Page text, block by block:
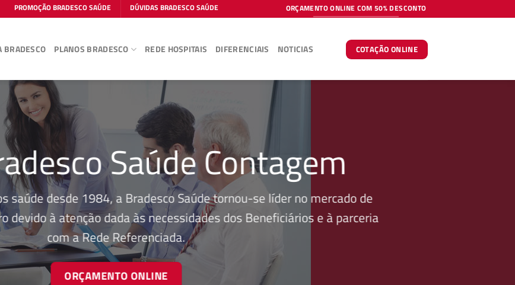
PROMOÇÃO BRADESCO SAÚDE DÚVIDAS BRADESCO SAÚDE ORÇAMENTO ONLINE COM 50% DESCONTO
BRADESCO PLANOS BRADESCO REDE HOSPITAIS DIFERENCIAIS NOTICIAS COTAÇÃO ONLINE
Saúde Contagem
saúde desde 1984, a Bradesco Saúde tornou-se líder no mercado de
devido à atenção dada às necessidades dos Beneficiários e à parceria
com a Rede Referenciada.
ORÇAMENTO ONLINE